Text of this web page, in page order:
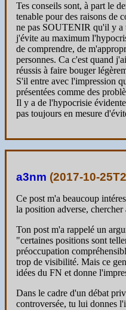
Tes conseils sont, à part le
tenable pour des raisons de
ne pas SOUTENIR qu'il y a
j'évite au maximum
de comprendre, de
personnes. Ca c'est quand
réussis à faire bouger
S'il entre avec l'impression
présentées comme des
Il y a de l'hypocrisie
pas toujours en mesure
a3nm (2017-10-
Ce post m'a beaucoup
la position adverse,
Ton post m'a rappelé un
"certaines positions sont
préoccupation
trop de visibilité. Mais ce
idées du FN et donne
Dans le cadre d'un débat
controversée, tu lui donnes